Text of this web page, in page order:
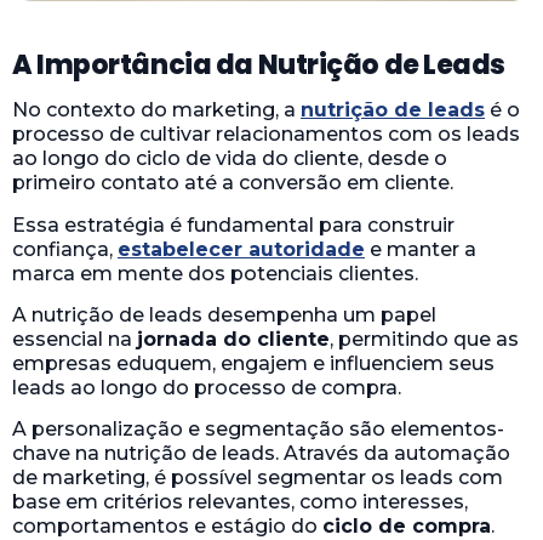
A Importância da Nutrição de Leads
No contexto do marketing, a nutrição de leads é o
processo de cultivar relacionamentos com os leads
ao longo do ciclo de vida do cliente, desde o
primeiro contato até a conversão em cliente.
Essa estratégia é fundamental para construir
confiança, estabelecer autoridade e manter a
marca em mente dos potenciais clientes.
A nutrição de leads desempenha um papel
essencial na jornada do cliente, permitindo que as
empresas eduquem, engajem e influenciem seus
leads ao longo do processo de compra.
A personalização e segmentação são elementos-
chave na nutrição de leads. Através da automação
de marketing, é possível segmentar os leads com
base em critérios relevantes, como interesses,
comportamentos e estágio do ciclo de compra.